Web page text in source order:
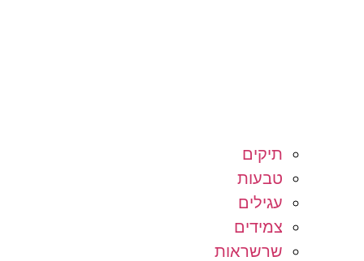
תיקים
טבעות
עגילים
צמידים
שרשראות